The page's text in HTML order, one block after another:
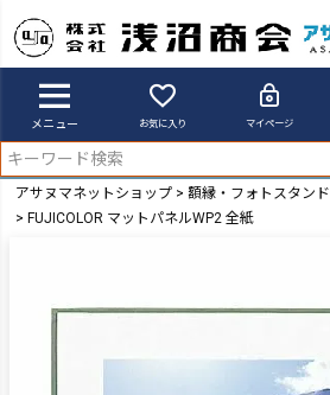
メニュー お気に入り マイページ
アサヌマネットショップ
額縁・フォトスタンド
FUJICOLOR マットパネルWP2 全紙